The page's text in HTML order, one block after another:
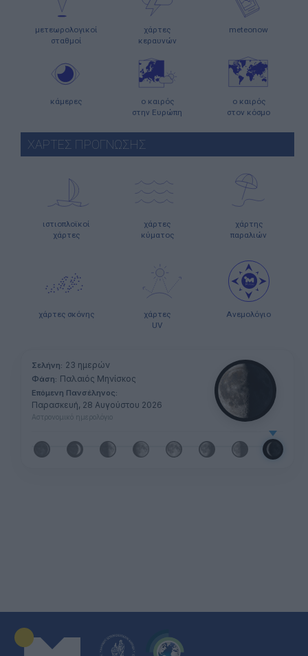
μετεωρολογικοί
σταθμοί
χάρτες
κεραυνών
meteonow
κάμερες
ο καιρός
στην Ευρώπη
ο καιρός
στον κόσμο
ΧΑΡΤΕΣ ΠΡΟΓΝΩΣΗΣ
ιστιοπλοϊκοί
χάρτες
χάρτες
κύματος
χάρτης
παραλιών
χάρτες σκόνης
χάρτες
UV
Ανεμολόγιο
Σελήνη: 23 ημερών
Φάση: Παλαιός Μηνίσκος
Επόμενη Πανσέληνος:
Παρασκευή, 28 Αυγούστου 2026
Αστρονομικό ημερολόγιο